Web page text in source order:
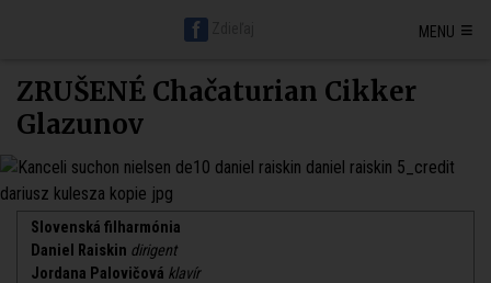
Karlova ves
Podunajské Biskupice
Záhorská Bystrica
Jarovce Čunovo Rusovce Svätý jur
Senec
Malacky Pezinok Modra
MENU ≡
ZRUŠENÉ Chačaturian Cikker
Glazunov
Slovenská filharmónia
Daniel Raiskin dirigent
Jordana Palovičová klavír